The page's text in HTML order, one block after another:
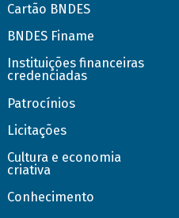
Cartão BNDES
BNDES Finame
Instituições financeiras
credenciadas
Patrocínios
Licitações
Cultura e economia
criativa
Conhecimento